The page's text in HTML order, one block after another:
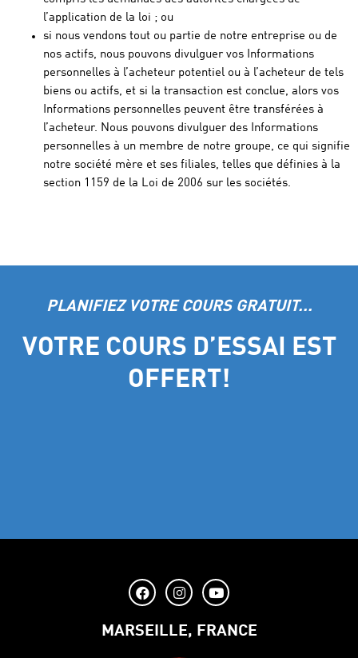
l’application de la loi ; ou
si nous vendons tout ou partie de notre entreprise ou de
nos actifs, nous pouvons divulguer vos Informations
personnelles à l’acheteur potentiel ou à l’acheteur de tels
biens ou actifs, et si la transaction est conclue, alors vos
Informations personnelles peuvent être transférées à
l’acheteur. Nous pouvons divulguer des Informations
personnelles à un membre de notre groupe, ce qui signifie
notre société mère et ses filiales, telles que définies à la
section 1159 de la Loi de 2006 sur les sociétés.
PLANIFIEZ VOTRE COURS GRATUIT...
VOTRE COURS D’ESSAI EST
OFFERT!
MARSEILLE, FRANCE